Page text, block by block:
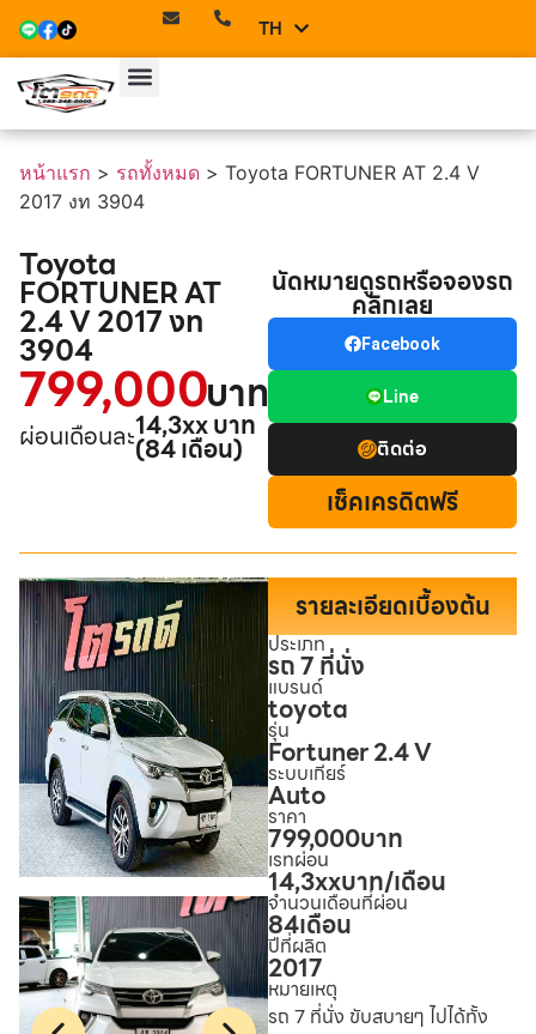
TH
EN
หน้าแรก > รถทั้งหมด > Toyota FORTUNER AT 2.4 V
2017 งท 3904
Toyota
FORTUNER AT
2.4 V 2017 งท
3904
799,000บาท
ผ่อนเดือนละ14,3xx บาท
(84 เดือน)
นัดหมายดูรถหรือจองรถ
คลิกเลย
Facebook
Line
ติดต่อ
เช็คเครดิตฟรี
รายละเอียดเบื้องต้น
ประเภท
รถ 7 ที่นั่ง
แบรนด์
toyota
รุ่น
Fortuner 2.4 V
ระบบเกียร์
Auto
ราคา
799,000บาท
เรทผ่อน
14,3xxบาท/เดือน
จำนวนเดือนที่ผ่อน
84เดือน
ปีที่ผลิต
2017
หมายเหตุ
รถ 7 ที่นั่ง ขับสบายๆ ไปได้ทั้ง